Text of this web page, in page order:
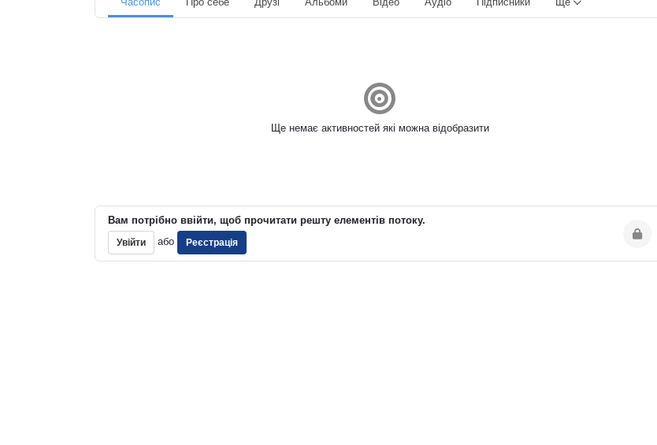
Ще немає активностей які можна відобразити
Вам потрібно ввійти, щоб прочитати решту елементів потоку.
Увійти або Реєстрація